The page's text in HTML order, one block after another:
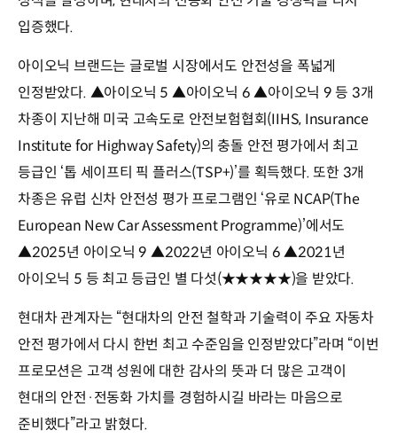
입증했다.
아이오닉 브랜드는 글로벌 시장에서도 안전성을 폭넓게
인정받았다. ▲아이오닉 5 ▲아이오닉 6 ▲아이오닉 9 등 3개
차종이 지난해 미국 고속도로 안전보험협회(IIHS, Insurance
Institute for Highway Safety)의 충돌 안전 평가에서 최고
등급인 ‘톱 세이프티 픽 플러스(TSP+)’를 획득했다. 또한 3개
차종은 유럽 신차 안전성 평가 프로그램인 ‘유로 NCAP(The
European New Car Assessment Programme)’에서도
▲2025년 아이오닉 9 ▲2022년 아이오닉 6 ▲2021년
아이오닉 5 등 최고 등급인 별 다섯(★★★★★)을 받았다.
현대차 관계자는 “현대차의 안전 철학과 기술력이 주요 자동차
안전 평가에서 다시 한번 최고 수준임을 인정받았다”라며 “이번
프로모션은 고객 성원에 대한 감사의 뜻과 더 많은 고객이
현대의 안전·전동화 가치를 경험하시길 바라는 마음으로
준비했다”라고 밝혔다.